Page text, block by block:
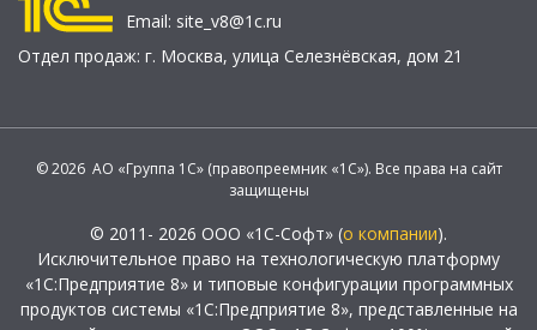
Email: site_v8@1c.ru
Отдел продаж: г. Москва, улица Селезнёвская, дом 21
© 2026 АО «Группа 1С» (правопреемник «1С»). Все права на сайт
защищены
© 2011- 2026 ООО «1С-Софт» (о компании).
Исключительное право на технологическую платформу
«1С:Предприятие 8» и типовые конфигурации программных
продуктов системы «1С:Предприятие 8», представленные на